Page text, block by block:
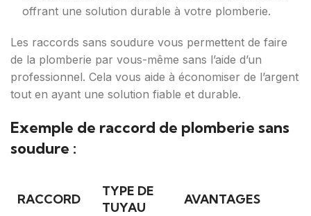
offrant une solution durable à votre plomberie.
Les raccords sans soudure vous permettent de faire
de la plomberie par vous-même sans l’aide d’un
professionnel. Cela vous aide à économiser de l’argent
tout en ayant une solution fiable et durable.
Exemple de raccord de plomberie sans
soudure :
RACCORD
TYPE DE
TUYAU
AVANTAGES